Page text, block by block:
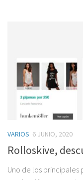
VARIOS 6 JUNIO, 2020
Rolloskive,
Uno de los